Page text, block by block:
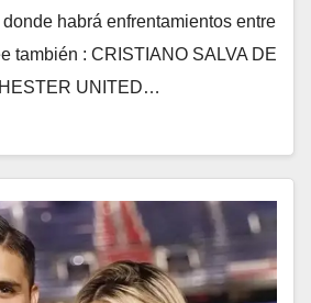
habrá enfrentamientos entre
también : CRISTIANO SALVA DE
UNITED…